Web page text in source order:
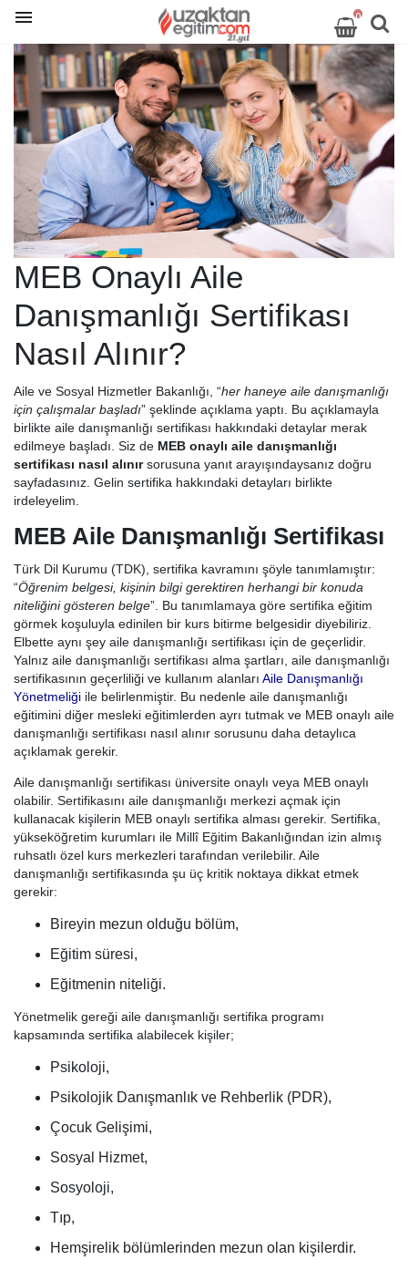
0
MEB Onaylı Aile
Danışmanlığı Sertifikası
Nasıl Alınır?
Aile ve Sosyal Hizmetler Bakanlığı, “her haneye aile danışmanlığı
için çalışmalar başladı” şeklinde açıklama yaptı. Bu açıklamayla
birlikte aile danışmanlığı sertifikası hakkındaki detaylar merak
edilmeye başladı. Siz de MEB onaylı aile danışmanlığı
sertifikası nasıl alınırsorusuna yanıt arayışındaysanız doğru
sayfadasınız. Gelin sertifika hakkındaki detayları birlikte
irdeleyelim.
MEB Aile Danışmanlığı Sertifikası
Türk Dil Kurumu (TDK), sertifika kavramını şöyle tanımlamıştır:
“Öğrenim belgesi, kişinin bilgi gerektiren herhangi bir konuda
niteliğini gösteren belge”. Bu tanımlamaya göre sertifika eğitim
görmek koşuluyla edinilen bir kurs bitirme belgesidir diyebiliriz.
Elbette aynı şey aile danışmanlığı sertifikası için de geçerlidir.
Yalnız aile danışmanlığı sertifikası alma şartları, aile danışmanlığı
sertifikasının geçerliliği ve kullanım alanları Aile Danışmanlığı
Yönetmeliği ile belirlenmiştir. Bu nedenle aile danışmanlığı
eğitimini diğer mesleki eğitimlerden ayrı tutmak ve MEB onaylı aile
danışmanlığı sertifikası nasıl alınır sorusunu daha detaylıca
açıklamak gerekir.
Aile danışmanlığı sertifikası üniversite onaylı veya MEB onaylı
olabilir. Sertifikasını aile danışmanlığı merkezi açmak için
kullanacak kişilerin MEB onaylı sertifika alması gerekir. Sertifika,
yükseköğretim kurumları ile Millî Eğitim Bakanlığından izin almış
ruhsatlı özel kurs merkezleri tarafından verilebilir. Aile
danışmanlığı sertifikasında şu üç kritik noktaya dikkat etmek
gerekir:
Bireyin mezun olduğu bölüm,
Eğitim süresi,
Eğitmenin niteliği.
Yönetmelik gereği aile danışmanlığı sertifika programı
kapsamında sertifika alabilecek kişiler;
Psikoloji,
Psikolojik Danışmanlık ve Rehberlik (PDR),
Çocuk Gelişimi,
Sosyal Hizmet,
Sosyoloji,
Tıp,
Hemşirelik bölümlerinden mezun olan kişilerdir.